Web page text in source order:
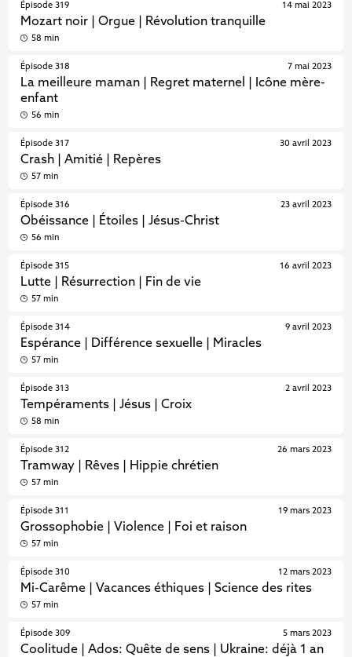
Épisode 319
Mozart noir | Orgue | Révolution tranquille
14 mai 2023
58 min
Épisode 318
La meilleure maman | Regret maternel | Icône mère-
enfant
7 mai 2023
56 min
Épisode 317
Crash | Amitié | Repères
30 avril 2023
57 min
Épisode 316
Obéissance | Étoiles | Jésus-Christ
23 avril 2023
56 min
Épisode 315
Lutte | Résurrection | Fin de vie
16 avril 2023
57 min
Épisode 314
Espérance | Différence sexuelle | Miracles
9 avril 2023
57 min
Épisode 313
Tempéraments | Jésus | Croix
2 avril 2023
58 min
Épisode 312
Tramway | Rêves | Hippie chrétien
26 mars 2023
57 min
Épisode 311
Grossophobie | Violence | Foi et raison
19 mars 2023
57 min
Épisode 310
Mi-Carême | Vacances éthiques | Science des rites
12 mars 2023
57 min
Épisode 309
Coolitude | Ados: Quête de sens | Ukraine: déjà 1 an
5 mars 2023